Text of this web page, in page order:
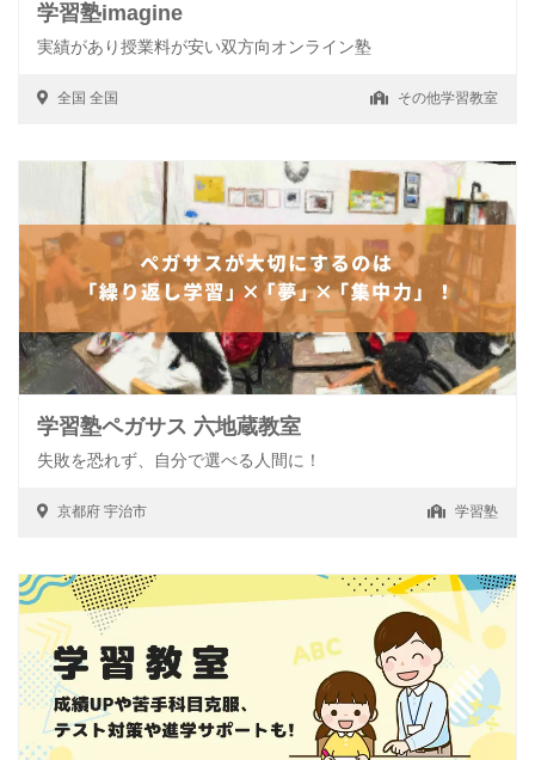
学習塾imagine
実績があり授業料が安い双方向オンライン塾
全国 全国 その他学習教室
学習塾ペガサス 六地蔵教室
失敗を恐れず、自分で選べる人間に！
京都府 宇治市 学習塾